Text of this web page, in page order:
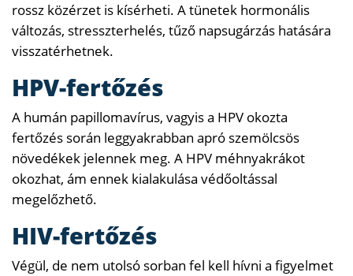
rossz közérzet is kísérheti. A tünetek hormonális
változás, stresszterhelés, tűző napsugárzás hatására
visszatérhetnek.
HPV-fertőzés
A humán papillomavírus, vagyis a HPV okozta
fertőzés során leggyakrabban apró szemölcsös
növedékek jelennek meg. A HPV méhnyakrákot
okozhat, ám ennek kialakulása védőoltással
megelőzhető.
HIV-fertőzés
Végül, de nem utolsó sorban fel kell hívni a figyelmet